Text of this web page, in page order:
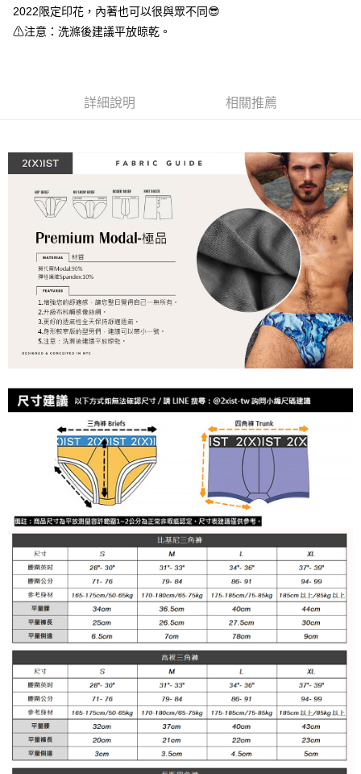
【關於「AFTEE先享後付」】
AFTEE先享後付是「在收到商品之後才付款」的支付方式。 讓您購物簡單
便利好安心！
【「AFTEE先享後付」結帳流程】
２．訂單成立數日內，您將收到繳費通知簡訊。
３．收到繳費通知簡訊後14天內，點擊此簡訊中的連結，可透過四大超商／
ATM／網路銀行／等多元方式進行付款，方視為交易完成。
※ 請注意：結帳手續完成當下不需立刻繳費，但若您需要取消訂單，請聯絡
購買商品的店家。未經商家同意取消之訂單仍視為有效，需透過AFTEE先享
※ 交易是否成功請以「AFTEE先享後付 」之結帳頁面顯示為準，若有關於
是否繳費成功／繳費後需取消欲退款等相關疑問，請聯繫「AFTEE先享後付
客戶支援中心」
https://netprotections.freshdesk.com/support/home
【注意事項】
１．透過由恩沛科技股份有限公司提供之「AFTEE先享後付」服務完成之交
易，需依本服務之必要範圍內提供個人資料，並將交易相關給付款項請求債
權轉讓予恩沛科技股份有限公司。
２．關於個人資料處理事宜，請瀏覽以下網址：
「AFTEE先享後付」，若未經同意申辦者引起之損失，本公司不負相關責
任。
４．使用「AFTEE先享後付」時，將依據個別帳號之用戶狀況，依本公司即
時審查核予不同之上限額度；若仍有額度不足之情形，本公司將視審查結果
請求用戶進行身份認證。
５．嚴禁一人註冊多個帳號或使用他人資訊註冊。若發現惡意使用之情形，
恩沛科技股份有限公司將有權停止該用戶之使用額度並採取法律行動。
ATM付款
每筆NT$80，滿NT$1,200(含以上)免運費
每筆NT$80，滿NT$1,200(含以上)免運費
7-11取貨付款
每筆NT$80，滿NT$1,200(含以上)免運費
付款後7-11取貨
每筆NT$80，滿NT$1,200(含以上)免運費
每筆NT$85，滿NT$1,200(含以上)免運費
澎湖、金門、馬祖、小琉球、綠島、蘭嶼(郵局配送)
郵局快捷(隔天到貨，需先line@客服通知小編)
每筆NT$100
海外宅配 查看運費
2022限定印花，內著也可以很與眾不同😎
⚠注意：洗滌後建議平放晾乾。
詳細說明 相關推薦